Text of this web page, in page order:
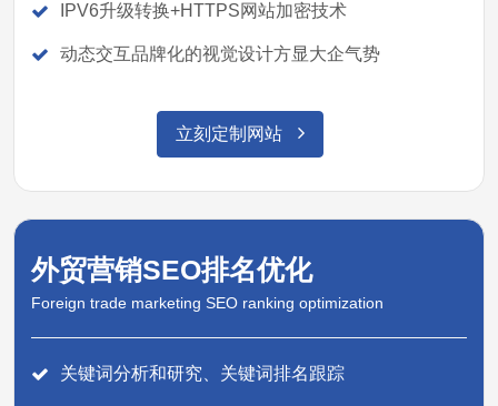
IPV6升级转换+HTTPS网站加密技术
动态交互品牌化的视觉设计方显大企气势
立刻定制网站
外贸营销SEO排名优化
Foreign trade marketing SEO ranking optimization
关键词分析和研究、关键词排名跟踪